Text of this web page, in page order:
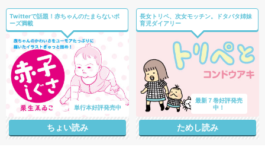
Twitterで話題！赤ちゃんのたまらないポ
ーズ満載
単行本好評発売中
ちょい読み
長女トリペ、次女モッチン。ドタバタ姉妹
育児ダイアリー
最新７巻好評発売
中！
ためし読み